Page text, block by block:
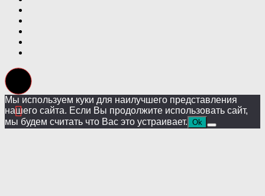
Мы используем куки для наилучшего представления
нашего сайта. Если Вы продолжите использовать сайт,
мы будем считать что Вас это устраивает. Ok